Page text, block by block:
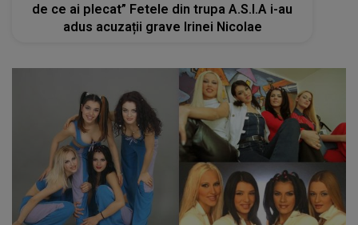
de ce ai plecat” Fetele din trupa A.S.I.A i-au
adus acuzații grave Irinei Nicolae